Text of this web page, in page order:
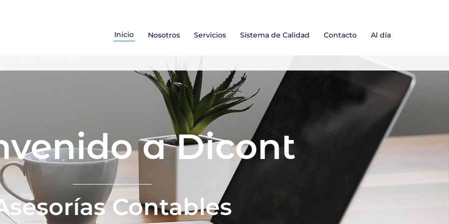
Inicio Nosotros Servicios Sistema de Calidad Contacto Al día
a Dicont
Contables